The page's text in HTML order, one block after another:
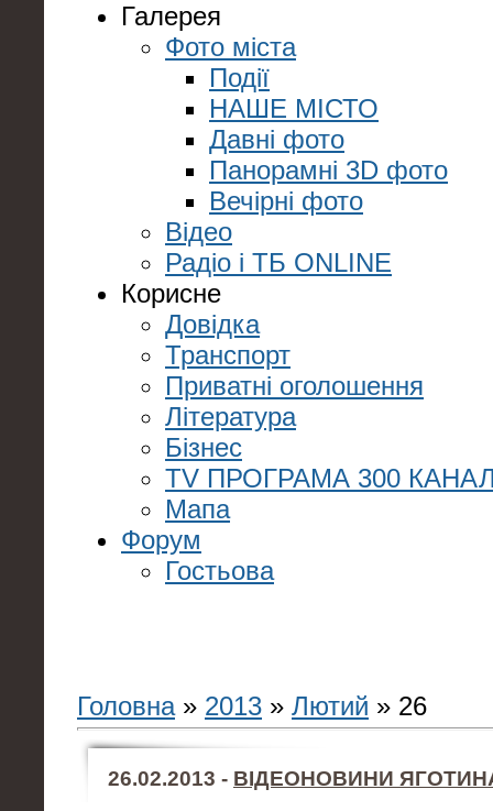
Галерея
Фото міста
Події
НАШЕ МІСТО
Давні фото
Панорамні 3D фото
Вечірні фото
Відео
Радіо і ТБ ONLINE
Корисне
Довідка
Транспорт
Приватні оголошення
Література
Бізнес
TV ПРОГРАМА 300
Мапа
Форум
Гостьова
Головна» 2013 » Лютий » 26
26.02.2013 - ВІДЕОНОВИНИ ЯГОТИНА